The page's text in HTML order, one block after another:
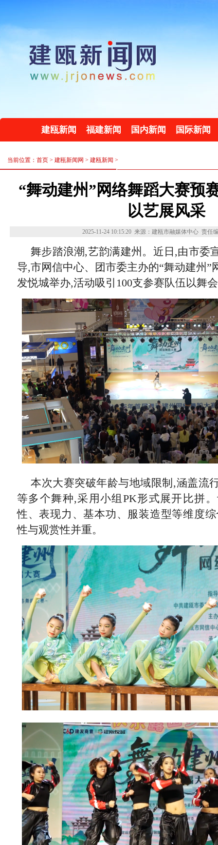
建瓯新闻 福建新闻 国内新闻 国际新闻
当前位置：首页 > 建瓯新闻网 > 建瓯新闻 >
“舞动建州”网络舞蹈大赛预
以艺展风采
2025-11-24 10:15:20 来源：建瓯市融媒体中心 责任
舞步踏浪潮,艺韵满建州。近日,由市委
导,市网信中心、团市委主办的“舞动建州”
发悦城举办,活动吸引100支参赛队伍以舞
本次大赛突破年龄与地域限制,涵盖流
等多个舞种,采用小组PK形式展开比拼
性、表现力、基本功、服装造型等维度
性与观赏性并重。